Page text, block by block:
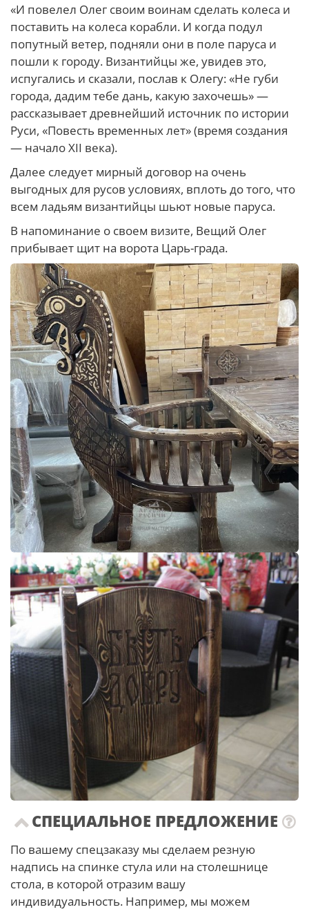
«И повелел Олег своим воинам сделать колеса и
поставить на колеса корабли. И когда подул
попутный ветер, подняли они в поле паруса и
пошли к городу. Византийцы же, увидев это,
испугались и сказали, послав к Олегу: «Не губи
города, дадим тебе дань, какую захочешь» —
рассказывает древнейший источник по истории
Руси, «Повесть временных лет» (время создания
— начало XII века).
Далее следует мирный договор на очень
выгодных для русов условиях, вплоть до того, что
всем ладьям византийцы шьют новые паруса.
В напоминание о своем визите, Вещий Олег
прибывает щит на ворота Царь-града.
СПЕЦИАЛЬНОЕ ПРЕДЛОЖЕНИЕ
По вашему спецзаказу мы сделаем резную
надпись на спинке стула или на столешнице
стола, в которой отразим вашу
индивидуальность. Например, мы можем